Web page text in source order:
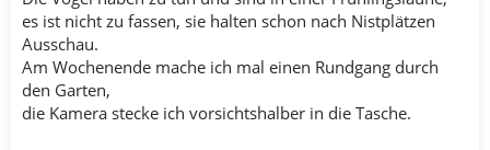
es ist nicht zu fassen, sie halten schon nach Nistplätzen
Ausschau.
Am Wochenende mache ich mal einen Rundgang durch
den Garten,
die Kamera stecke ich vorsichtshalber in die Tasche.